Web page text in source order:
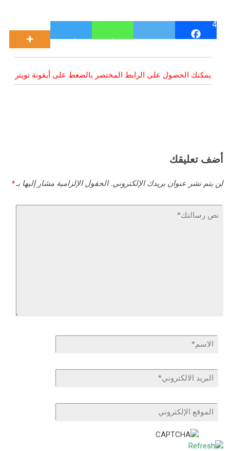
4
يمكنك الحصول على الرابط المختصر بالضغط على أيقونة تويتر
أضف تعليقك
لن يتم نشر عنوان بريدك الإلكتروني. الحقول الإلزامية مشار إليها بـ*